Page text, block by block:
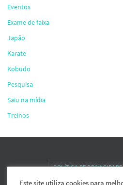
Eventos
Exame de faixa
Japão
Karate
Kobudo
Pesquisa
Saiu na mídia
Treinos
POLÍTICA DE PRIVACIDADE
Este site utiliza cookies para